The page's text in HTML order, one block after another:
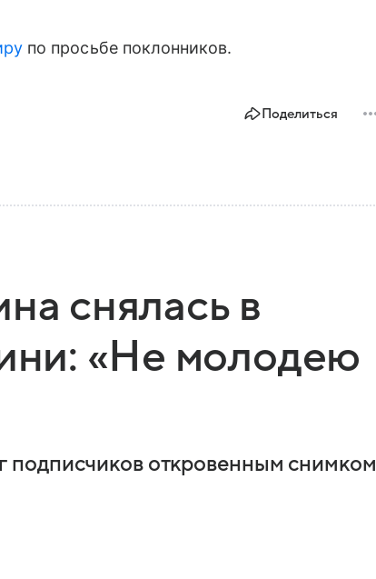
по просьбе поклонников.
Поделиться
снялась в
«Не молодею
подписчиков откровенным снимком